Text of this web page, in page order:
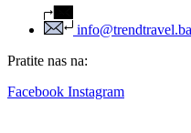
info@trendtravel.ba
Pratite nas na:
Facebook Instagram